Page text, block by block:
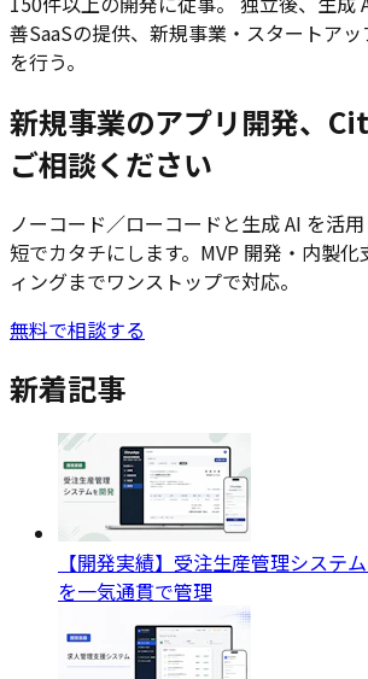
善SaaSの提供、新規事業・スタートア
を行う。
新規事業のアプリ開発、
ご相談ください
ノーコード／ローコードと生成 AI を活
短でカタチにします。MVP 開発・内製
ィングまでワンストップで対応。
無料で相談する
新着記事
【開発実績】受注生産管理システ
を一気通貫で管理